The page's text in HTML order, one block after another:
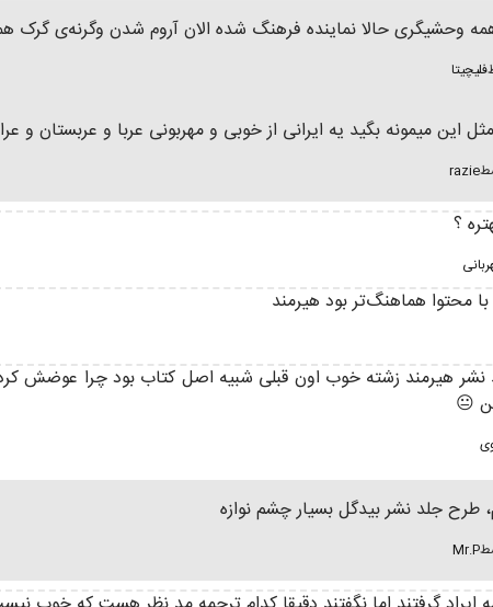
وحشیگری حالا نماینده فرهنگ شده الان آروم شدن وگرنه‌ی گرک
فلیچیتا
این میمونه بگید یه ایرانی از خوبی و مهربونی عربا و عربستان و
razie
؟
محتوا هماهنگ‌تر بود هیرمند
هیرمند زشته خوب اون قبلی شبیه اصل کتاب بود چرا عوضش
😐
طرح جلد نشر بیدگل بسیار چشم نوازه
Mr.P